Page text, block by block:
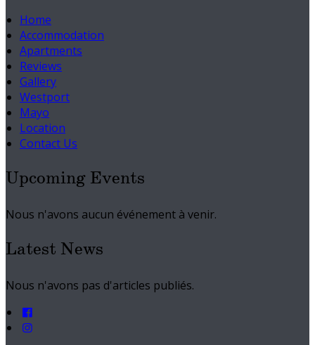
Home
Accommodation
Apartments
Reviews
Gallery
Westport
Mayo
Location
Contact Us
Upcoming Events
Nous n'avons aucun événement à venir.
Latest News
Nous n'avons pas d'articles publiés.